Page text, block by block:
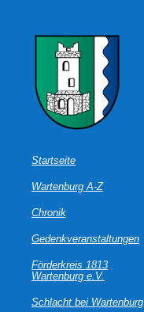
Startseite
Wartenburg A-Z
Chronik
Gedenkveranstaltungen
Förderkreis 1813
Wartenburg e.V.
Schlacht bei Wartenburg